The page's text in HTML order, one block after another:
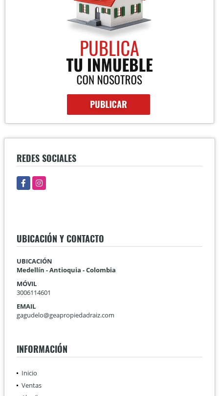
REDES SOCIALES
FacebookInstagram
UBICACIÓN Y CONTACTO
UBICACIÓN
Medellín - Antioquia - Colombia
MÓVIL
3006114601
EMAIL
gagudelo@geapropiedadraiz.com
INFORMACIÓN
Inicio
Ventas